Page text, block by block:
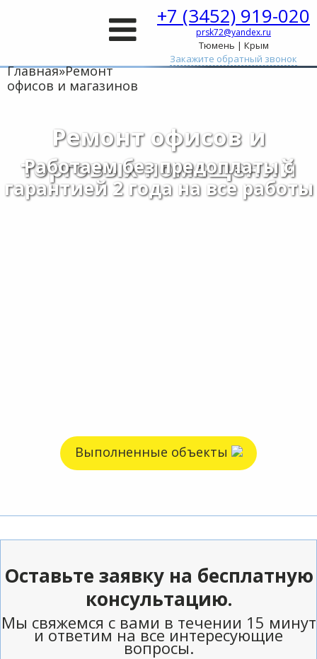
+7 (3452) 919-020
prsk72@yandex.ru
Тюмень | Крым
Закажите обратный звонок
Главная»Ремонт
офисов и магазинов
Ремонт офисов и
торговых помещений
Работаем без предоплаты с
гарантией 2 года на все работы
Выполненные объекты
Оставьте заявку на бесплатную
консультацию.
Мы свяжемся с вами в течении 15 минут
и ответим на все интересующие
вопросы.